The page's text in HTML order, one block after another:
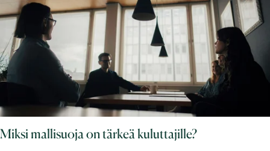
Miksi mallisuoja on tärkeä kuluttajille?